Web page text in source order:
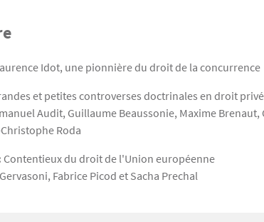
Idot, une pionnière du droit de la concurrence
et petites controverses doctrinales en droit privé
Audit, Guillaume Beaussonie, Maxime
Roda
Contentieux du droit de l'Union européenne
Fabrice Picod et Sacha Prechal